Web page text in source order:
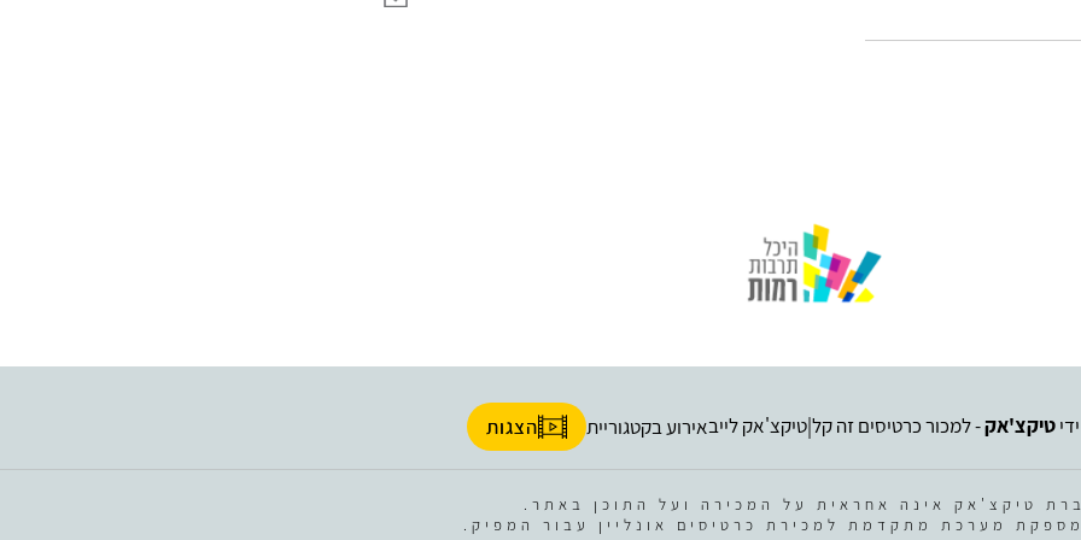
טיקצ'אק- למכור כרטיסים זה קל|טיקצ'אק לייבאירוע בקטגוריית הצגות
טיקצ'אק אינה אחראית על המכירה ועל התוכן באתר.
מערכת מתקדמת למכירת כרטיסים אונליין עבור המפיק.